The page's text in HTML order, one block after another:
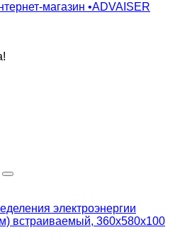
магазин •ADVAISER
электроэнергии
встраиваемый, 360x580x100